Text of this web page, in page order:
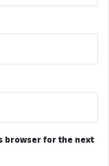
browser for the next